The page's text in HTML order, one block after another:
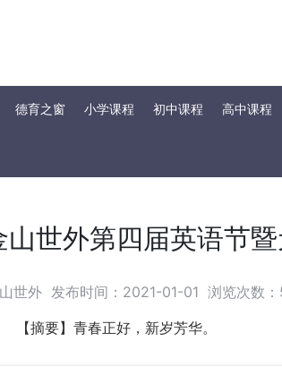
德育之窗 小学课程 初中课程 高中课程
世外第四届英语节暨
世外 发布时间：2021-01-01 浏览次数：
【摘要】青春正好，新岁芳华。